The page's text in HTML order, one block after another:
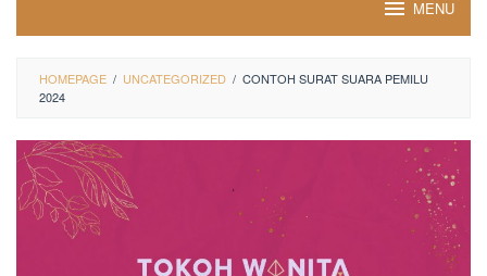
MENU
HOMEPAGE / UNCATEGORIZED / CONTOH SURAT SUARA PEMILU
2024